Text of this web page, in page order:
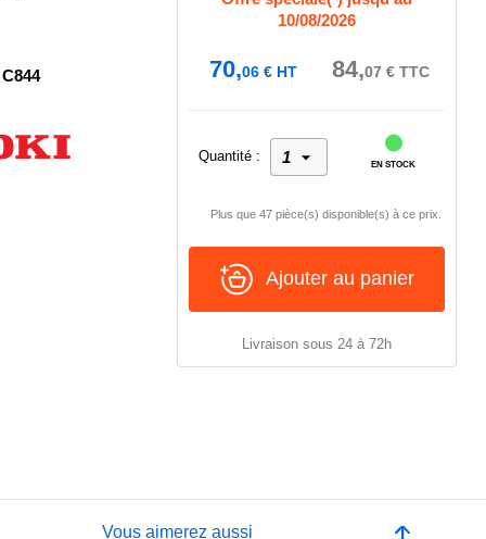
10/08/2026
70,06€HT 84,07 € TTC
Quantité :
EN STOCK
Plus que 47 pièce(s) disponible(s) à ce prix.
Ajouter au panier
Livraison sous 24 à 72h
Vous aimerez aussi